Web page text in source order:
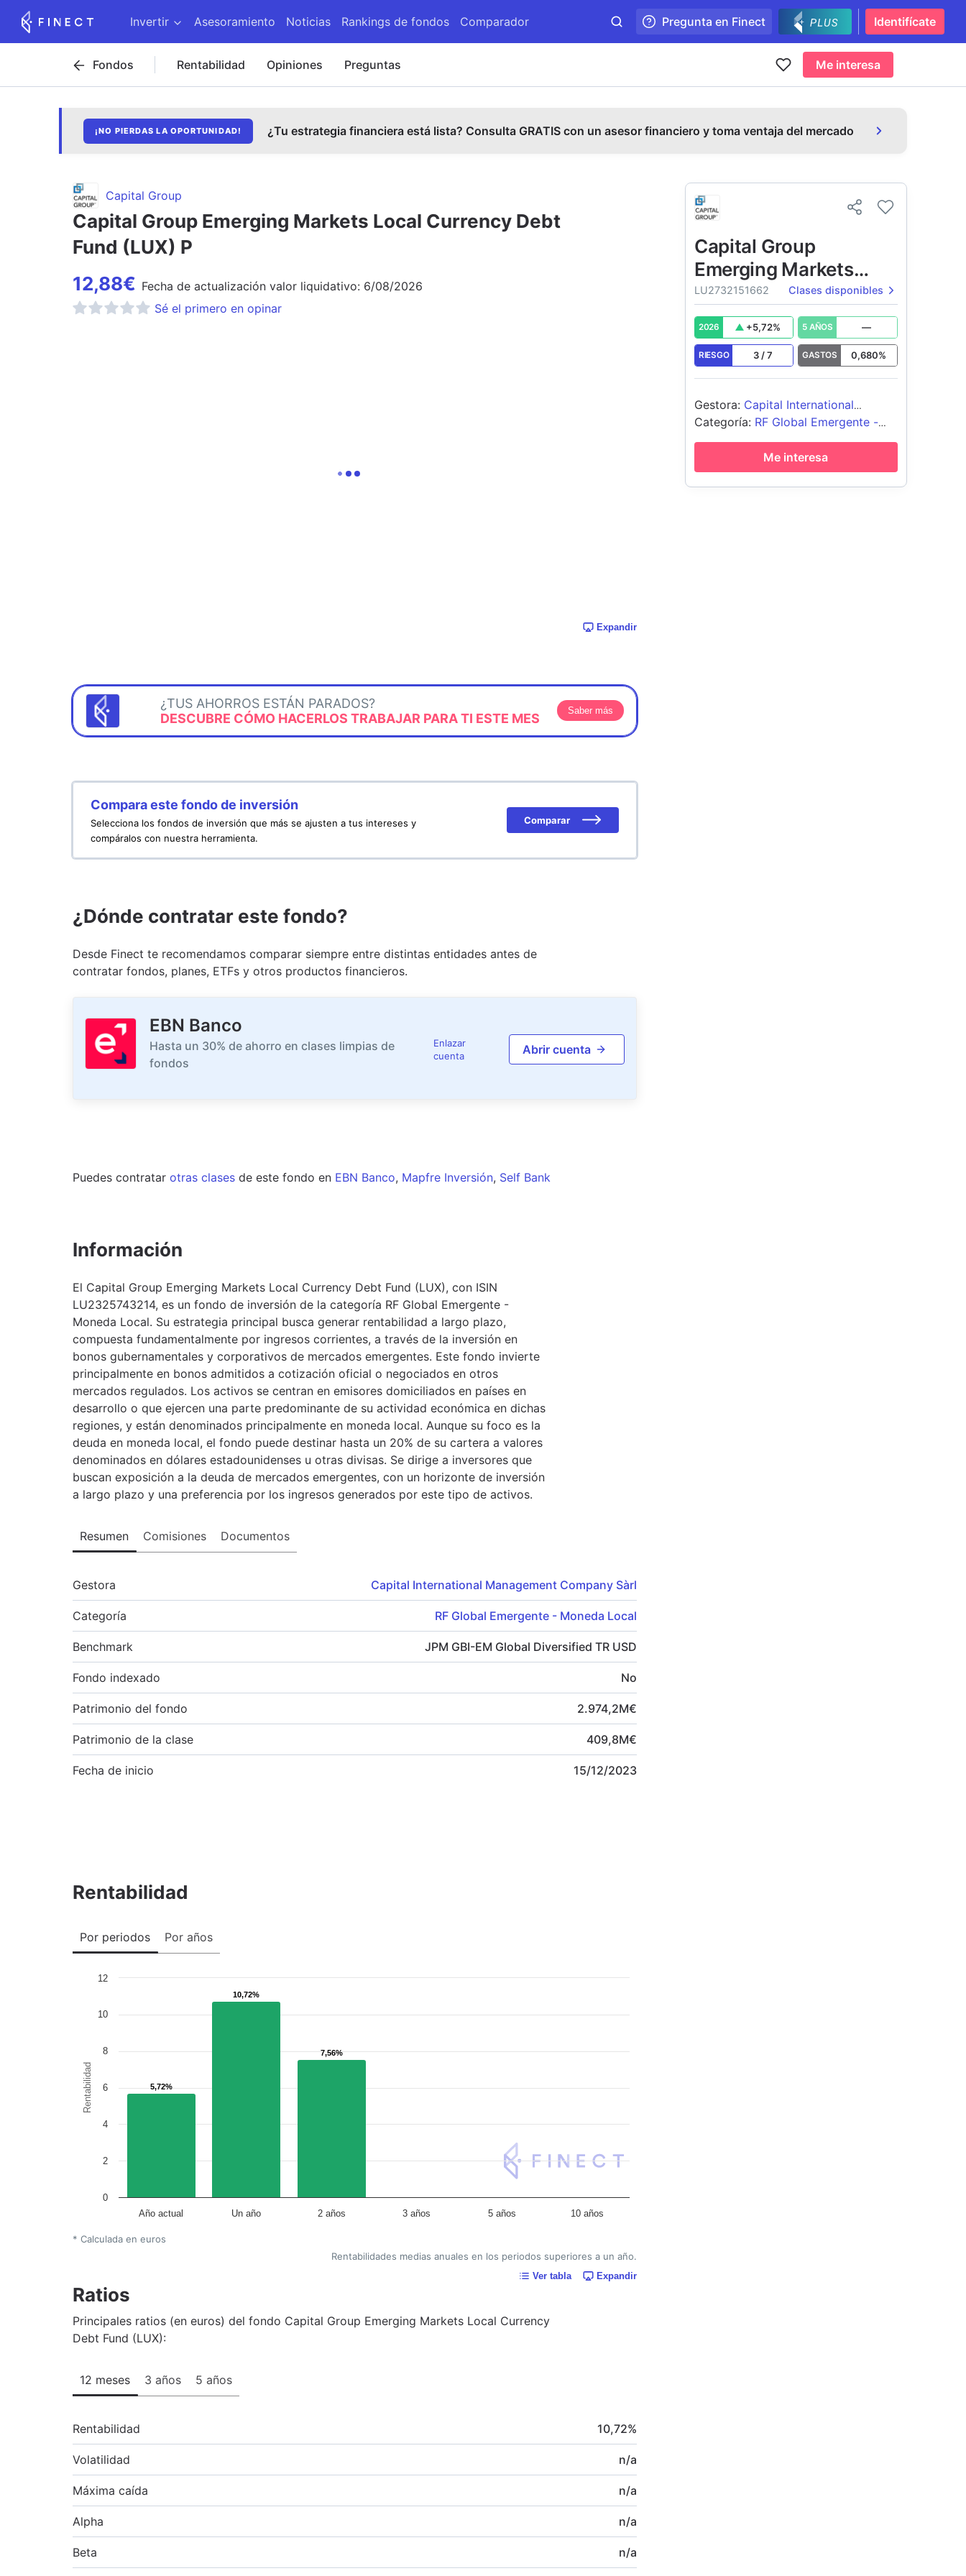
Invertir Asesoramiento Noticias Rankings de fondos Comparador Pregunta en Finect Identifícate
Fondos Rentabilidad Opiniones Preguntas Me interesa
¡NO PIERDAS LA OPORTUNIDAD! ¿Tu estrategia financiera está lista? Consulta GRATIS con un asesor financiero y toma ventaja del mercado
Capital Group
Capital Group Emerging Markets Local Currency Debt
Fund (LUX) P
12,88€ Fecha de actualización valor liquidativo: 6/08/2026
Sé el primero en opinar
Expandir
¿TUS AHORROS ESTÁN PARADOS?
DESCUBRE CÓMO HACERLOS TRABAJAR PARA TI ESTE MES
Saber más
Compara este fondo de inversión
Selecciona los fondos de inversión que más se ajusten a tus intereses y
compáralos con nuestra herramienta.
Comparar
¿Dónde contratar este fondo?
Desde Finect te recomendamos comparar siempre entre distintas entidades antes de
contratar fondos, planes, ETFs y otros productos financieros.
EBN Banco
Hasta un 30% de ahorro en clases limpias de
fondos
Enlazar
cuenta
Abrir cuenta
Puedes contratar otras clases de este fondo en EBN Banco, Mapfre Inversión, Self Bank
Información
El Capital Group Emerging Markets Local Currency Debt Fund (LUX), con ISIN
LU2325743214, es un fondo de inversión de la categoría RF Global Emergente -
Moneda Local. Su estrategia principal busca generar rentabilidad a largo plazo,
compuesta fundamentalmente por ingresos corrientes, a través de la inversión en
bonos gubernamentales y corporativos de mercados emergentes. Este fondo invierte
principalmente en bonos admitidos a cotización oficial o negociados en otros
mercados regulados. Los activos se centran en emisores domiciliados en países en
desarrollo o que ejercen una parte predominante de su actividad económica en dichas
regiones, y están denominados principalmente en moneda local. Aunque su foco es la
deuda en moneda local, el fondo puede destinar hasta un 20% de su cartera a valores
denominados en dólares estadounidenses u otras divisas. Se dirige a inversores que
buscan exposición a la deuda de mercados emergentes, con un horizonte de inversión
a largo plazo y una preferencia por los ingresos generados por este tipo de activos.
Resumen Comisiones Documentos
Gestora Capital International Management Company Sàrl
Categoría RF Global Emergente - Moneda Local
Benchmark JPM GBI-EM Global Diversified TR USD
Fondo indexado No
Patrimonio del fondo 2.974,2M€
Patrimonio de la clase 409,8M€
Fecha de inicio 15/12/2023
Capital Group
Emerging Markets
Local Currency Debt
Fund (LUX)
LU2732151662 Clases disponibles
2026 +5,72% 5 AÑOS —
RIESGO 3/7 GASTOS 0,680%
Gestora: Capital International
Management Company Sàrl
Categoría: RF Global Emergente -
Moneda Local
Me interesa
Rentabilidad
Por periodos Por años
Rentabilidad 5,72%
5,72%
10,72%
10,72%
7,56%
7,56%
Año actual Un año 2 años 3 años 5 años 10 años
0
2
4
6
8
10
12
* Calculada en euros
Rentabilidades medias anuales en los periodos superiores a un año.
Ver tabla Expandir
Ratios
Principales ratios (en euros) del fondo Capital Group Emerging Markets Local Currency
Debt Fund (LUX):
12 meses 3 años 5 años
Rentabilidad 10,72%
Volatilidad n/a
Máxima caída n/a
Alpha n/a
Beta n/a